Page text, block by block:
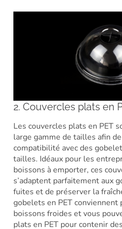
2. Couvercles plats en
Les couvercles plats en PET
large gamme de tailles afin
compatibilité avec des
tailles. Idéaux pour les
boissons à emporter, ces
s’adaptent parfaitement aux
fuites et de préserver la
gobelets en PET conviennent
boissons froides et vous
plats en PET pour contenir